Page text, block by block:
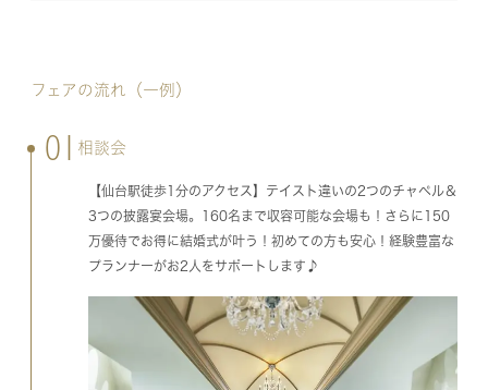
フェアの流れ（一例）
01 相談会
【仙台駅徒歩1分のアクセス】テイスト違いの2つのチャペル＆
3つの披露宴会場。160名まで収容可能な会場も！さらに150
万優待でお得に結婚式が叶う！初めての方も安心！経験豊富な
プランナーがお2人をサポートします♪